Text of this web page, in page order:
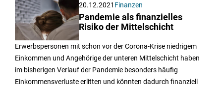
20.12.2021 Finanzen
Pandemie als finanzielles
Risiko der Mittelschicht
Erwerbspersonen mit schon vor der Corona-Krise niedrigem
Einkommen und Angehörige der unteren Mittelschicht haben
im bisherigen Verlauf der Pandemie besonders häufig
Einkommensverluste erlitten und könnten dadurch finanziell